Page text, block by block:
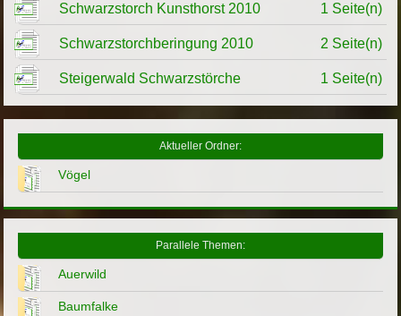
Schwarzstorch Kunsthorst 2010 1 Seite(n)
Schwarzstorchberingung 2010 2 Seite(n)
Steigerwald Schwarzstörche 1 Seite(n)
Aktueller Ordner:
Vögel
Parallele Themen:
Auerwild
Baumfalke